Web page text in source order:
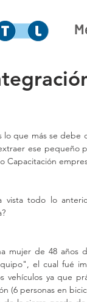
lo que más se
ese pequeño
Capacitación
vista todo lo
mujer de 48
el cual fué
vehículos ya que
(6 personas en